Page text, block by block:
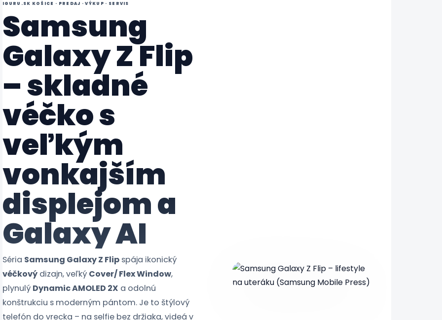
IGURU.SK KOŠICE · PREDAJ · VÝKUP · SERVIS
Samsung
Galaxy Z Flip
– skladné
véčko s
veľkým
vonkajším
displejom a
Galaxy AI
Séria Samsung Galaxy Z Flip spája ikonický
véčkový dizajn, veľký Cover/ Flex Window,
plynulý Dynamic AMOLED 2X a odolnú
konštrukciu s moderným pántom. Je to štýlový
telefón do vrecka – na selfie bez držiaka, videá v